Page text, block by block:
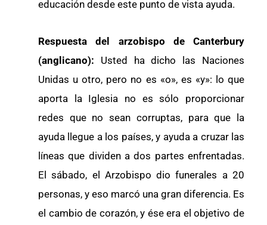
educación desde este punto de vista ayuda.
Respuesta del arzobispo de Canterbury
(anglicano): Usted ha dicho las Naciones
Unidas u otro, pero no es «o», es «y»: lo que
aporta la Iglesia no es sólo proporcionar
redes que no sean corruptas, para que la
ayuda llegue a los países, y ayuda a cruzar las
líneas que dividen a dos partes enfrentadas.
El sábado, el Arzobispo dio funerales a 20
personas, y eso marcó una gran diferencia. Es
el cambio de corazón, y ése era el objetivo de